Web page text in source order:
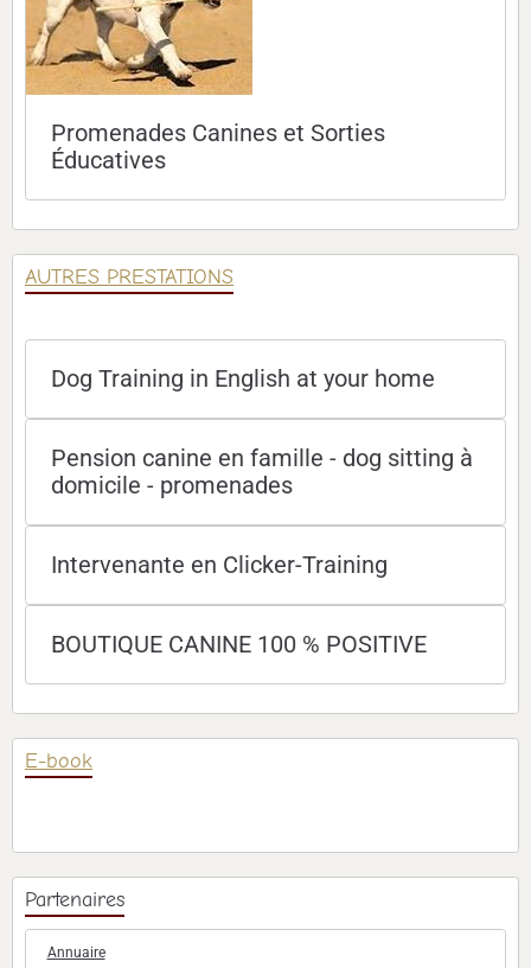
Promenades Canines et Sorties
Éducatives
AUTRES PRESTATIONS
Dog Training in English at your home
Pension canine en famille - dog sitting à
domicile - promenades
Intervenante en Clicker-Training
BOUTIQUE CANINE 100 % POSITIVE
E-book
Partenaires
Annuaire